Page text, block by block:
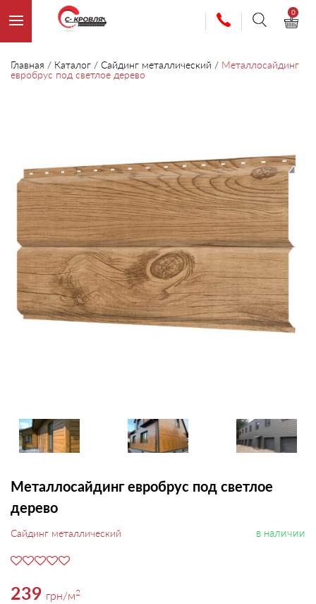
0
Главная / Каталог / Сайдинг металлический / Металлосайдинг
евробрус под светлое дерево
Металлосайдинг евробрус под светлое
дерево
Сайдинг металлический в наличии
239 грн/м2